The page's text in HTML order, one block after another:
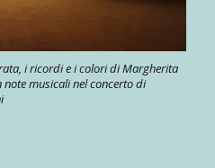
i ricordi e i colori di Margherita
musicali nel concerto di